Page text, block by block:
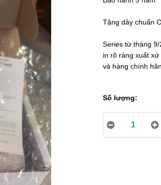
Tặng dây chuẩn
Series từ tháng
in rõ ràng xuất
và hàng chính
Số lượng: